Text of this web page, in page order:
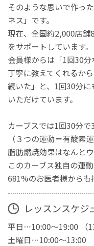
そのような思いで作っ
ネス」です。
現在、全国約2,000店舗
をサポートしています。
会員様からは「1回30
丁寧に教えてくれるか
続いた」と、1回30分
いただけています。
カーブスでは1回30分で
（３つの運動＝有酸素
脂肪燃焼効果はなんと
このカーブス独自の運
681%のお医者様からも
レッスンスケジ
平日…10:00～19:00 （
土曜日…10:00～13:00